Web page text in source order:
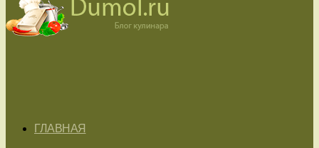
ГЛАВНАЯ